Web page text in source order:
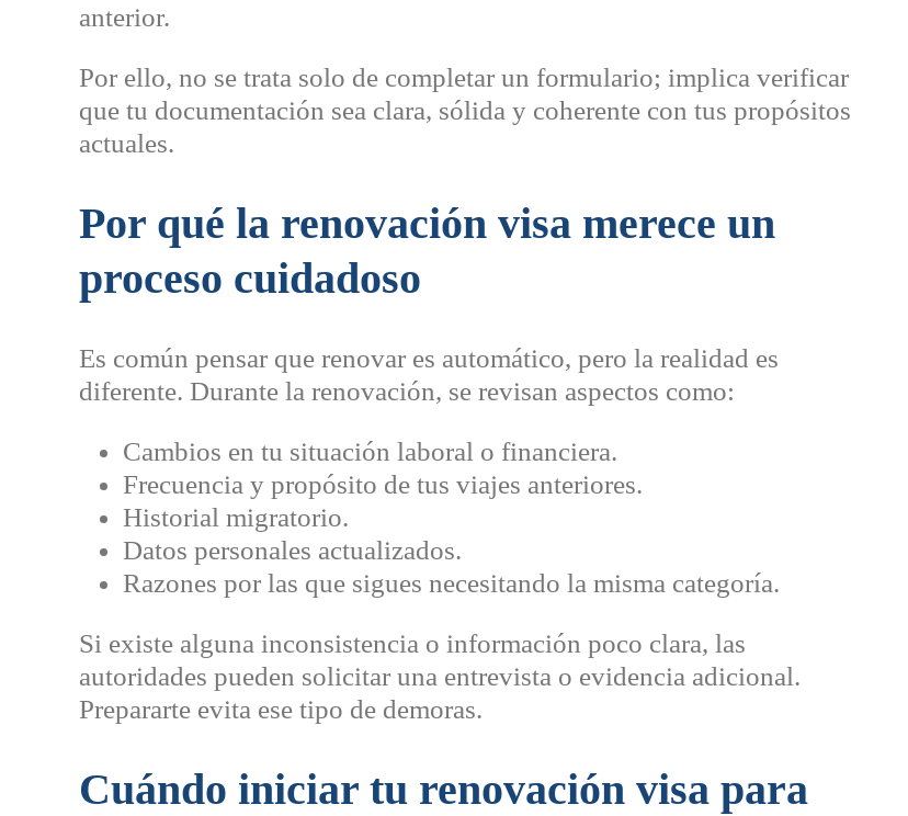
anterior.
Por ello, no se trata solo de completar un formulario; implica verificar
que tu documentación sea clara, sólida y coherente con tus propósitos
actuales.
Por qué la renovación visa merece un
proceso cuidadoso
Es común pensar que renovar es automático, pero la realidad es
diferente. Durante la renovación, se revisan aspectos como:
Cambios en tu situación laboral o financiera.
Frecuencia y propósito de tus viajes anteriores.
Historial migratorio.
Datos personales actualizados.
Razones por las que sigues necesitando la misma categoría.
Si existe alguna inconsistencia o información poco clara, las
autoridades pueden solicitar una entrevista o evidencia adicional.
Prepararte evita ese tipo de demoras.
Cuándo iniciar tu renovación visa para